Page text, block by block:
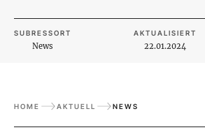
SUBRESSORT
News
AKTUALISIERT
22.01.2024
HOME AKTUELL NEWS